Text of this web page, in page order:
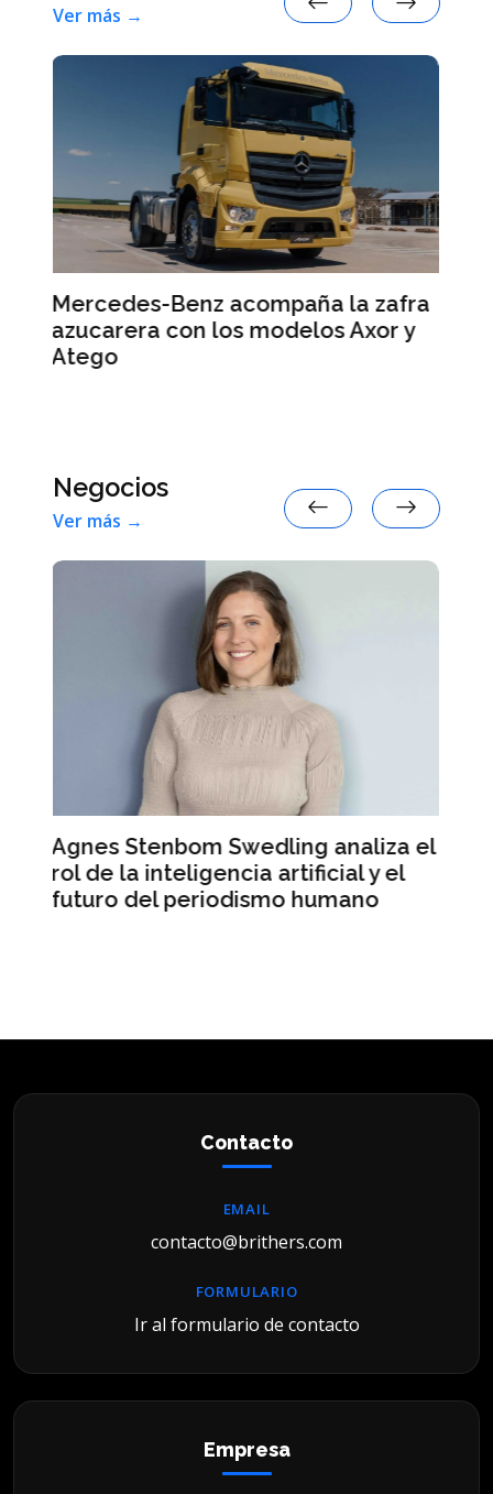
Ver más →
la zafra
Axor y
Smart #2: la marca anticipa
detalles de su nuevo auto
Negocios
Ver más →
analiza el
y el
Mercado Libre registra ingresos
récord pero sus acciones caen
Wall Street
Contacto
EMAIL
contacto@brithers.com
FORMULARIO
Ir al formulario de contacto
Empresa